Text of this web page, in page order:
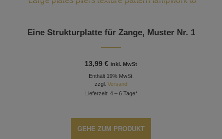
Eine Strukturplatte für Zange, Muster Nr. 1
13,99€ inkl. MwSt
Enthält 19% MwSt.
zzgl.Versand
Lieferzeit: 4 – 6 Tage*
GEHE ZUM PRODUKT